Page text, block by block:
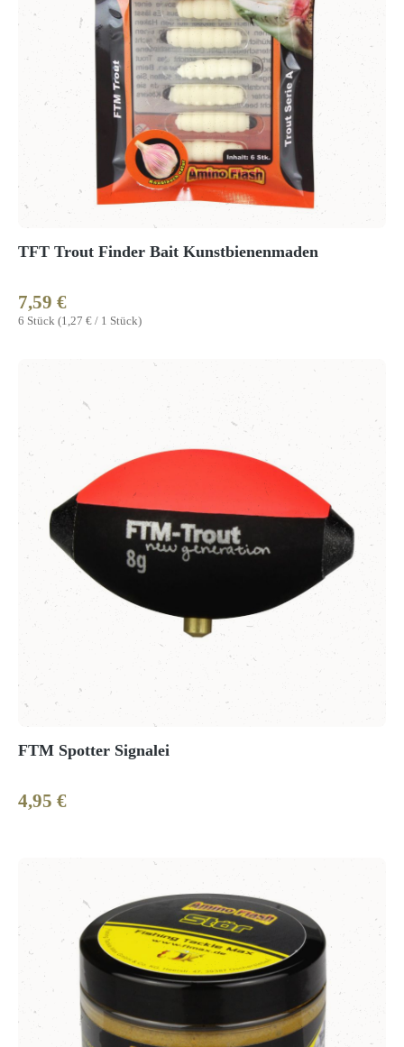
TFT Trout Finder Bait Kunstbienenmaden
6 Stück (1,27 € / 1 Stück)
Regulärer Preis:
7,59 €
FTM Spotter Signalei
Regulärer Preis:
4,95 €